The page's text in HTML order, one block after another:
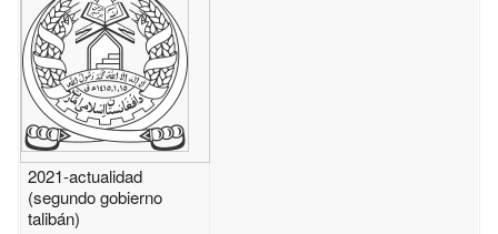
2021-actualidad
(segundo gobierno
talibán)